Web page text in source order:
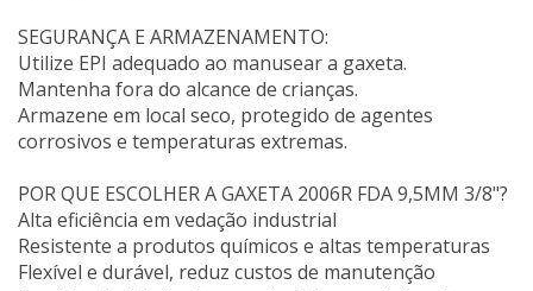
SEGURANÇA E ARMAZENAMENTO:
Utilize EPI adequado ao manusear a gaxeta.
Mantenha fora do alcance de crianças.
Armazene em local seco, protegido de agentes
corrosivos e temperaturas extremas.
POR QUE ESCOLHER A GAXETA 2006R FDA 9,5MM 3/8"?
Alta eficiência em vedação industrial
Resistente a produtos químicos e altas temperaturas
Flexível e durável, reduz custos de manutenção